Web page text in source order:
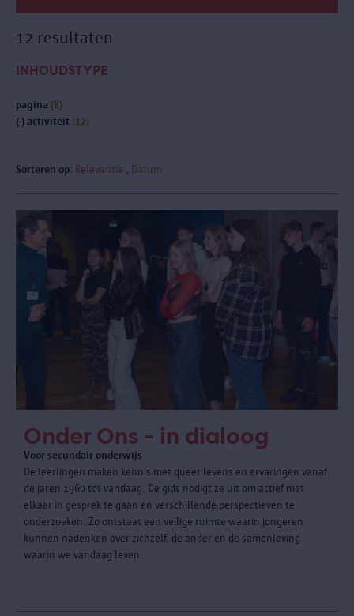
12 resultaten
INHOUDSTYPE
pagina (8)
(-) activiteit (12)
Sorteren op: Relevantie Datum
Onder Ons - in dialoog
Voor secundair onderwijs
De leerlingen maken kennis met queer levens en ervaringen vanaf
de jaren 1960 tot vandaag. De gids nodigt ze uit om actief met
elkaar in gesprek te gaan en verschillende perspectieven te
onderzoeken. Zo ontstaat een veilige ruimte waarin jongeren
kunnen nadenken over zichzelf, de ander en de samenleving
waarin we vandaag leven.